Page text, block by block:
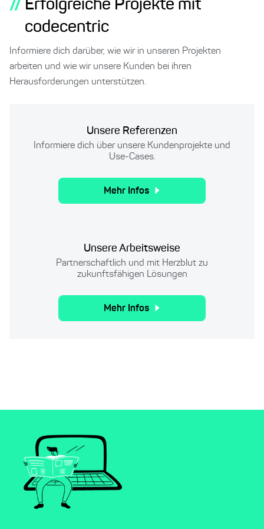
// Erfolgreiche Projekte mit
codecentric
Informiere dich darüber, wie wir in unseren Projekten
arbeiten und wie wir unsere Kunden bei ihren
Herausforderungen unterstützen.
Unsere Referenzen
Informiere dich über unsere Kundenprojekte und
Use-Cases.
Mehr Infos
Unsere Arbeitsweise
Partnerschaftlich und mit Herzblut zu
zukunftsfähigen Lösungen
Mehr Infos